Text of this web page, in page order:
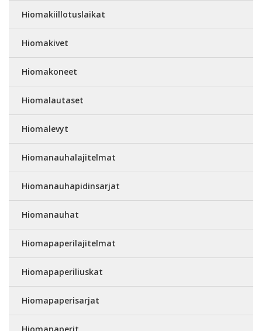
Hiomakiillotuslaikat
Hiomakivet
Hiomakoneet
Hiomalautaset
Hiomalevyt
Hiomanauhalajitelmat
Hiomanauhapidinsarjat
Hiomanauhat
Hiomapaperilajitelmat
Hiomapaperiliuskat
Hiomapaperisarjat